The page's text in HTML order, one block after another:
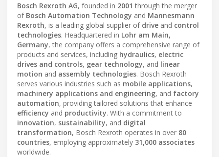
Bosch Rexroth AG, founded in 2001 through the merger
of Bosch Automation Technology and Mannesmann
Rexroth, is a leading global supplier of drive and control
technologies. Headquartered in Lohr am Main,
Germany, the company offers a comprehensive range of
products and services, including hydraulics, electric
drives and controls, gear technology, and linear
motion and assembly technologies. Bosch Rexroth
serves various industries such as mobile applications,
machinery applications and engineering, and factory
automation, providing tailored solutions that enhance
efficiency and productivity. With a commitment to
innovation, sustainability, and digital
transformation, Bosch Rexroth operates in over 80
countries, employing approximately 31,000 associates
worldwide.